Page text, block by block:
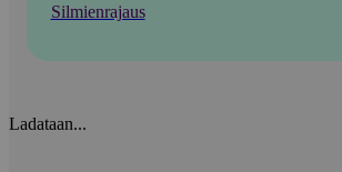
Silmienrajaus
Ladataan...